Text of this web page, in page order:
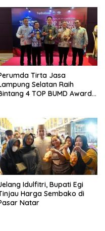
Tirta Jasa
Selatan Raih
4 TOP BUMD Awards
Idulfitri, Bupati Egi
Harga Sembako di
Natar